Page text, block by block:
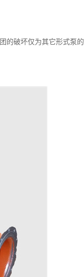
的破坏仅为其它形式泵的